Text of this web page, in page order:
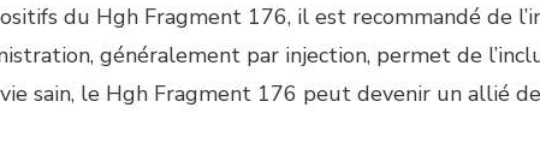
du Hgh Fragment 176, il est recommandé de
généralement par injection, permet de
sain, le Hgh Fragment 176 peut devenir un allié